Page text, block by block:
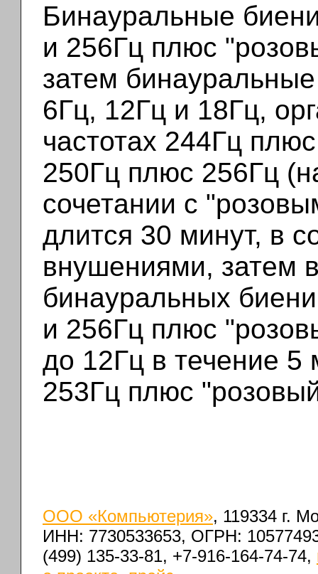
Бинауральные
и 256Гц плюс
затем
6Гц, 12Гц и 18Гц,
частотах 244Гц
250Гц плюс 256Гц
сочетании с
длится 30 минут, в
внушениями, затем
бинауральных
и 256Гц плюс
до 12Гц в течение
253Гц плюс
ООО «Компьютерия», 119334 г.
ИНН: 7730533653, ОГРН:
(499) 135-33-81, +7-916-164-74-74,